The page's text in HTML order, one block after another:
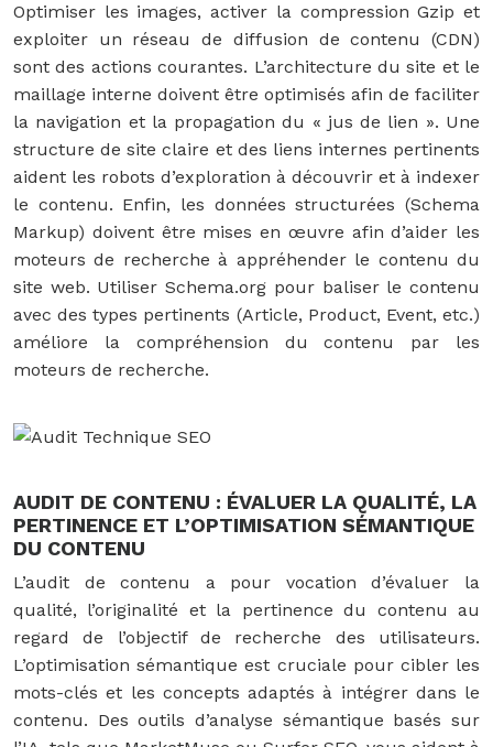
Optimiser les images, activer la compression Gzip et
exploiter un réseau de diffusion de contenu (CDN)
sont des actions courantes. L’architecture du site et le
maillage interne doivent être optimisés afin de faciliter
la navigation et la propagation du « jus de lien ». Une
structure de site claire et des liens internes pertinents
aident les robots d’exploration à découvrir et à indexer
le contenu. Enfin, les données structurées (Schema
Markup) doivent être mises en œuvre afin d’aider les
moteurs de recherche à appréhender le contenu du
site web. Utiliser Schema.org pour baliser le contenu
avec des types pertinents (Article, Product, Event, etc.)
améliore la compréhension du contenu par les
moteurs de recherche.
AUDIT DE CONTENU : ÉVALUER LA QUALITÉ, LA
PERTINENCE ET L’OPTIMISATION SÉMANTIQUE
DU CONTENU
L’audit de contenu a pour vocation d’évaluer la
qualité, l’originalité et la pertinence du contenu au
regard de l’objectif de recherche des utilisateurs.
L’optimisation sémantique est cruciale pour cibler les
mots-clés et les concepts adaptés à intégrer dans le
contenu. Des outils d’analyse sémantique basés sur